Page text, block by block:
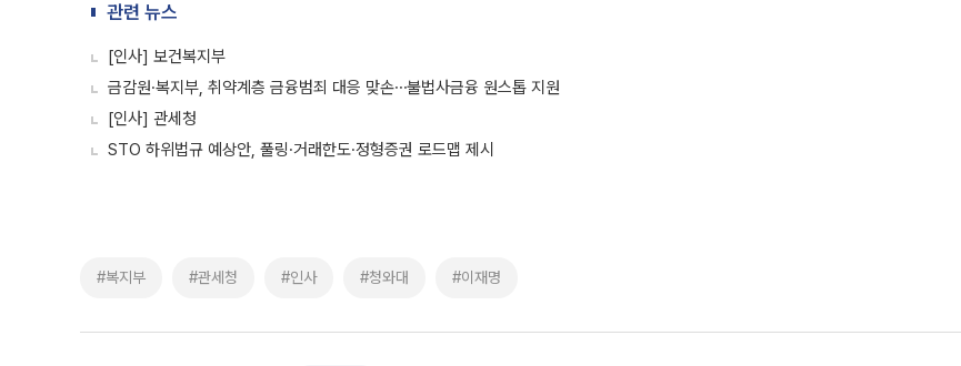
관련 뉴스
[인사] 보건복지부
금감원·복지부, 취약계층 금융범죄 대응 맞손⋯불법사금융 원스톱 지원
[인사] 관세청
STO 하위법규 예상안, 풀링·거래한도·정형증권 로드맵 제시
#복지부 #관세청 #인사 #청와대 #이재명